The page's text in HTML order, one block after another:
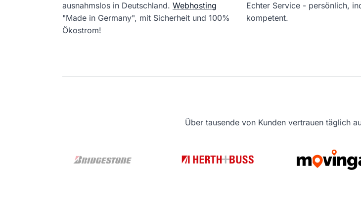
ausnahmslos in Deutschland. Webhosting
"Made in Germany", mit Sicherheit und 100%
Ökostrom!
Echter Service - persönlich,
kompetent.
Über tausende von Kunden vertrauen täglich